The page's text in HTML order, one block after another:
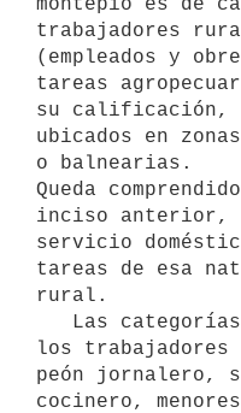
trabajadores
(empleados y
tareas
su calificación,
ubicados en
o balnearias.
Queda
inciso anterior,
servicio
tareas de esa
rural.
los
peón jornalero,
cocinero,